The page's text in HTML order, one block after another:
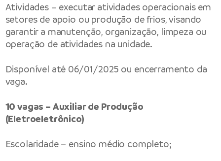
Atividades – executar atividades operacionais em
setores de apoio ou produção de frios, visando
garantir a manutenção, organização, limpeza ou
operação de atividades na unidade.
Disponível até 06/01/2025 ou encerramento da
vaga.
10 vagas – Auxiliar de Produção
(Eletroeletrônico)
Escolaridade – ensino médio completo;